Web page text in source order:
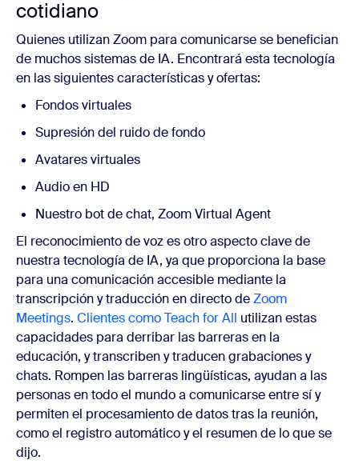
cotidiano
Quienes utilizan Zoom para comunicarse se benefician
de muchos sistemas de IA. Encontrará esta tecnología
en las siguientes características y ofertas:
Fondos virtuales
Supresión del ruido de fondo
Avatares virtuales
Audio en HD
Nuestro bot de chat, Zoom Virtual Agent
El reconocimiento de voz es otro aspecto clave de
nuestra tecnología de IA, ya que proporciona la base
para una comunicación accesible mediante la
transcripción y traducción en directo deZoom
Meetings. Clientes como Teach for All utilizan estas
capacidades para derribar las barreras en la
educación, y transcriben y traducen grabaciones y
chats. Rompen las barreras lingüísticas, ayudan a las
personas en todo el mundo a comunicarse entre sí y
permiten el procesamiento de datos tras la reunión,
como el registro automático y el resumen de lo que se
dijo.